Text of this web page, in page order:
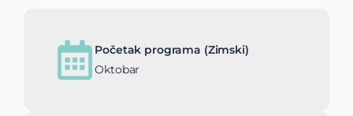
Početak programa (Zimski)
Oktobar